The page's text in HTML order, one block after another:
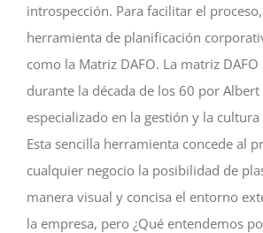
introspección. Para facilitar el
herramienta de planificación
como la Matriz DAFO. La matriz
durante la década de los 60 por
especializado en la gestión y la
Esta sencilla herramienta concede al
cualquier negocio la posibilidad de
manera visual y concisa el entorno
la empresa, pero ¿Qué entendemos